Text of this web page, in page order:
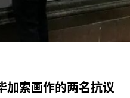
普林-拉思罗普学校
和马林舞蹈工作室
加索画作的两名抗议